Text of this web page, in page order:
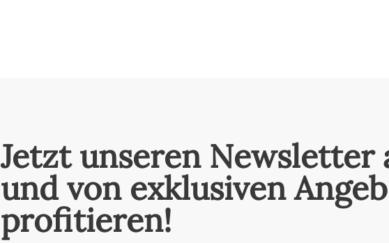
Jetzt unseren Newsletter
und von exklusiven
profitieren!